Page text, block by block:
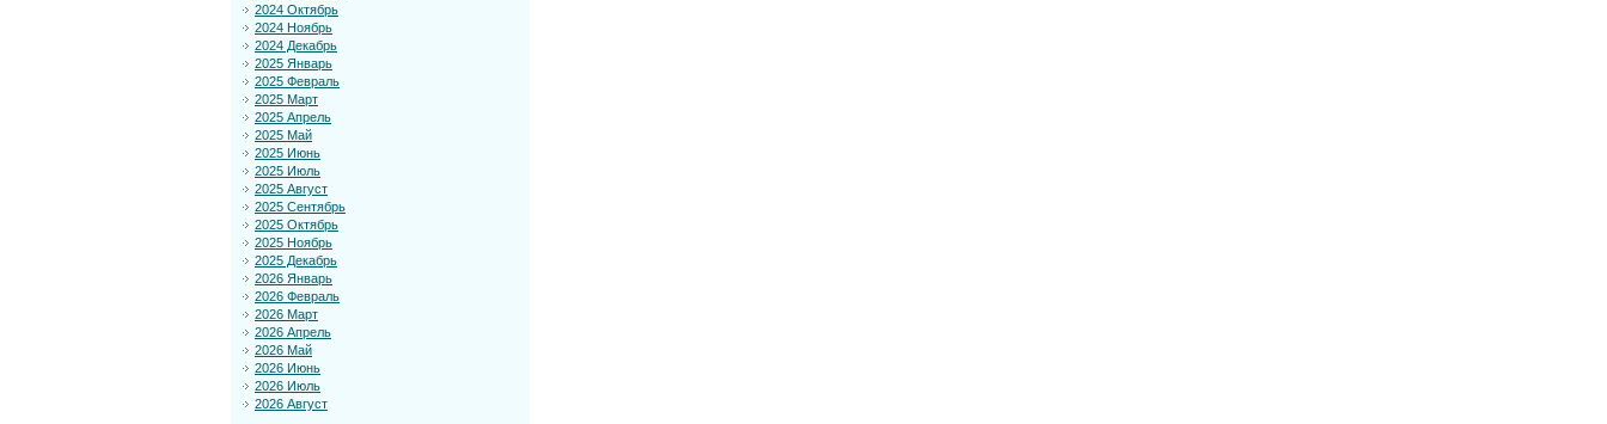
2024 Октябрь
2024 Ноябрь
2024 Декабрь
2025 Январь
2025 Февраль
2025 Март
2025 Апрель
2025 Май
2025 Июнь
2025 Июль
2025 Август
2025 Сентябрь
2025 Октябрь
2025 Ноябрь
2025 Декабрь
2026 Январь
2026 Февраль
2026 Март
2026 Апрель
2026 Май
2026 Июнь
2026 Июль
2026 Август